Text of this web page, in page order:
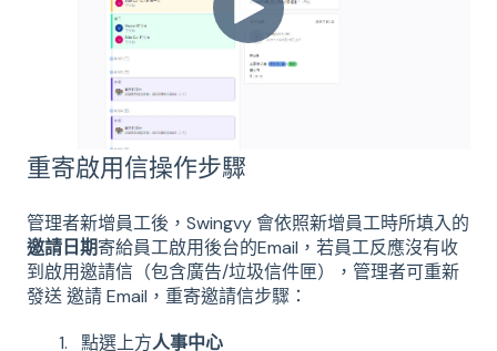
重寄啟用信操作步驟
管理者新增員工後，Swingvy 會依照新增員工時所填入的
邀請日期寄給員工啟用後台的Email，若員工反應沒有收
到啟用邀請信（包含廣告/垃圾信件匣），管理者可重新
發送 邀請 Email，重寄邀請信步驟：
點選上方人事中心